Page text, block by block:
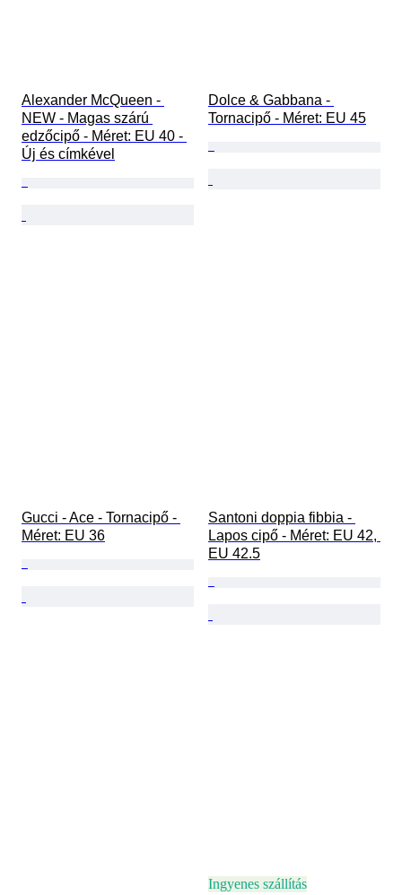
Alexander McQueen -
NEW - Magas szárú
edzőcipő - Méret: EU 40 -
Új és címkével
Dolce & Gabbana -
Tornacipő - Méret: EU 45
Gucci - Ace - Tornacipő -
Méret: EU 36
Santoni doppia fibbia -
Lapos cipő - Méret: EU 42,
EU 42.5
Ingyenes szállítás